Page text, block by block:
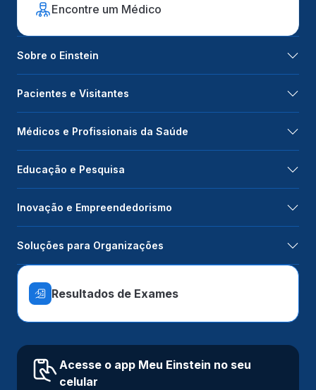
Encontre um Médico
Sobre o Einstein
Pacientes e Visitantes
Médicos e Profissionais da Saúde
Educação e Pesquisa
Inovação e Empreendedorismo
Soluções para Organizações
Resultados de Exames
Acesse o app Meu Einstein no seu
celular